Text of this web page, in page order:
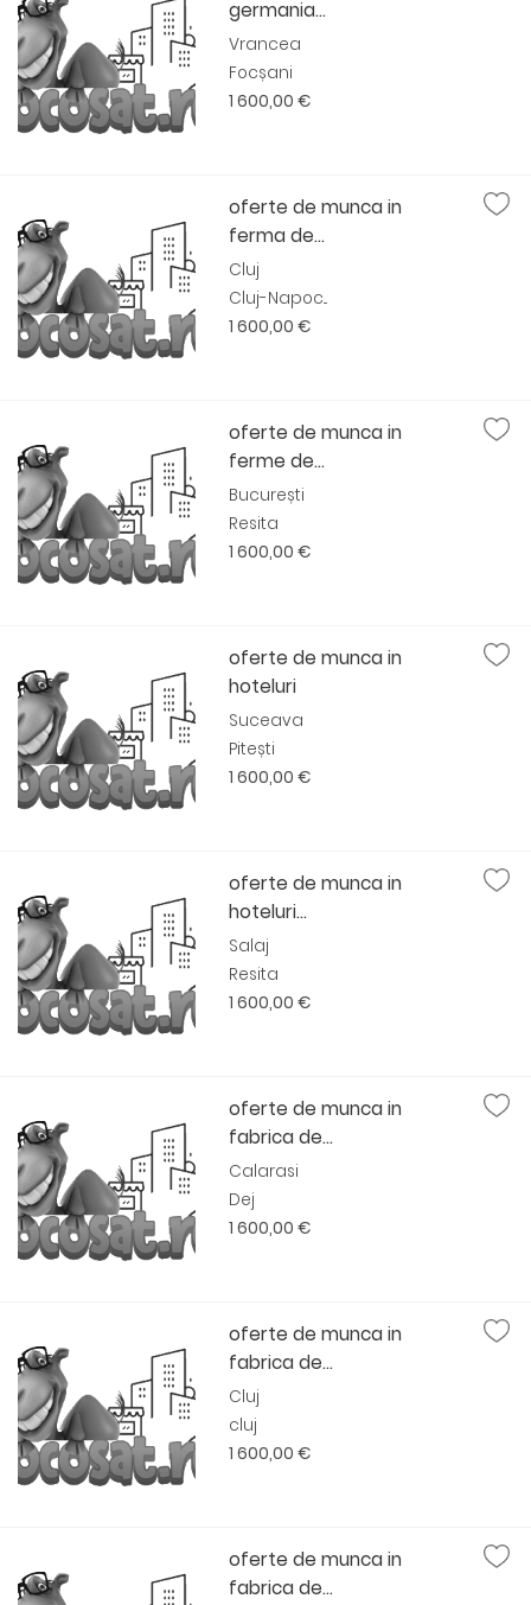
germania...
Vrancea
Focșani
1 600,00 €
oferte de munca in
ferma de...
Cluj
Cluj-Napoc...
1 600,00 €
oferte de munca in
ferme de...
București
Resita
1 600,00 €
oferte de munca in
hoteluri
Suceava
Pitești
1 600,00 €
oferte de munca in
hoteluri...
Salaj
Resita
1 600,00 €
oferte de munca in
fabrica de...
Calarasi
Dej
1 600,00 €
oferte de munca in
fabrica de...
Cluj
cluj
1 600,00 €
oferte de munca in
fabrica de...